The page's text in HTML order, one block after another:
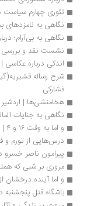
تئوری چهارم سیاست در
نگاهی به نامزدهای بخش
نگاهی به بی‌آرام؛ درباره
نشست نقد و بررسی
اندکی درباره عکاسی | سید
هخامنشی‌ها | اردشیر
نگاهی به جنایات آلمانی،
و اما به وقت ۱۶ و ۴ | آذر خزاعی
درس‌هایی از تورم و
پیرامون ناصر خسرو
مروری بر شبی که هملت
و اما آینده درخشان از آن
باشگاه قتل پنجشنبه